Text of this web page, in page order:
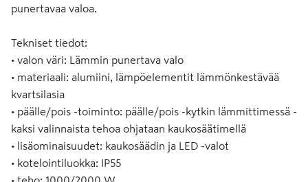
punertavaa valoa.
Tekniset tiedot:
• valon väri: Lämmin punertava valo
• materiaali: alumiini, lämpöelementit lämmönkestävää
kvartsilasia
• päälle/pois -toiminto: päälle/pois -kytkin lämmittimessä -
kaksi valinnaista tehoa ohjataan kaukosäätimellä
• lisäominaisuudet: kaukosäädin ja LED -valot
• kotelointiluokka: IP55